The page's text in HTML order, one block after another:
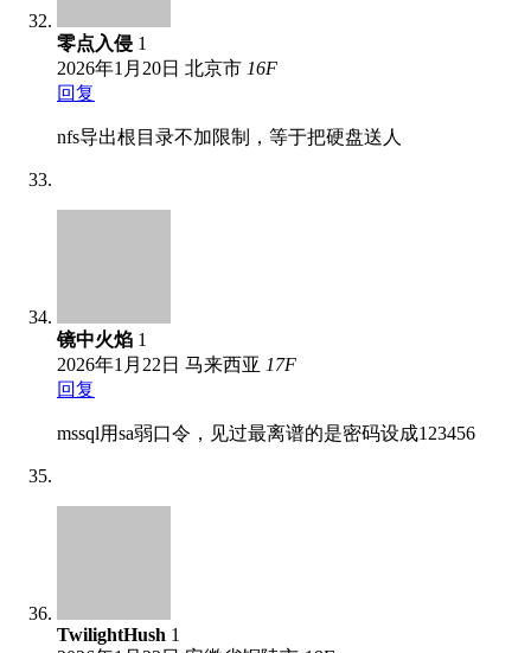
零点入侵 1
2026年1月20日 北京市 16F
回复
nfs导出根目录不加限制，等于把硬盘送人
镜中火焰 1
2026年1月22日 马来西亚 17F
回复
mssql用sa弱口令，见过最离谱的是密码设成123456
TwilightHush 1